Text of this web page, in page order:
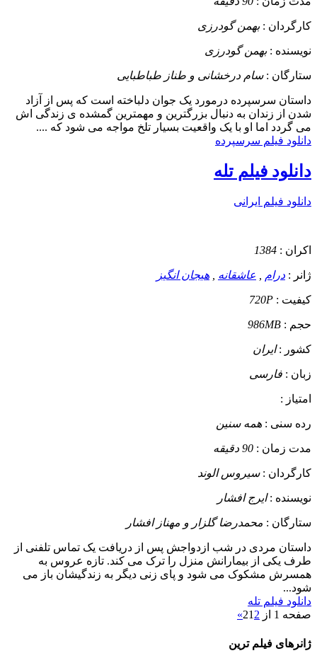
کارگردان :بهمن گودرزی
نویسنده :بهمن گودرزی
ستارگان :سام درخشانی و طناز طباطبایی
داستان سرسپرده درمورد یک جوان دلباخته است که پس از آزاد
شدن از زندان به دنبال بزرگترین و مهمترین گمشده ی زندگی اش
می گردد اما او با یک واقعیت بسیار تلخ مواجه می شود که ....
دانلود فیلم سرسپرده
دانلود فیلم تله
دانلود فیلم ایرانی
اکران : 1384
ژانر : درام , عاشقانه , هیجان انگیز
کیفیت : 720P
حجم : 986MB
کشور :ایران
زبان : فارسی
امتیاز :
رده سنی : همه سنین
مدت زمان : 90 دقیقه
کارگردان :سیروس الوند
نویسنده :ایرج افشار
ستارگان : محمدرضا گلزار و مهناز افشار
داستان مردی در شب ازدواجش پس از دریافت یک تماس تلفنی از
طرف یکی از بیمارانش منزل را ترک می کند. تازه عروس به
همسرش مشکوک می شود و پای زنی دیگر به زندگیشان باز می
شود...
دانلود فیلم تله
صفحه 1 از 2
12
»
ژانرهای فیلم ترین